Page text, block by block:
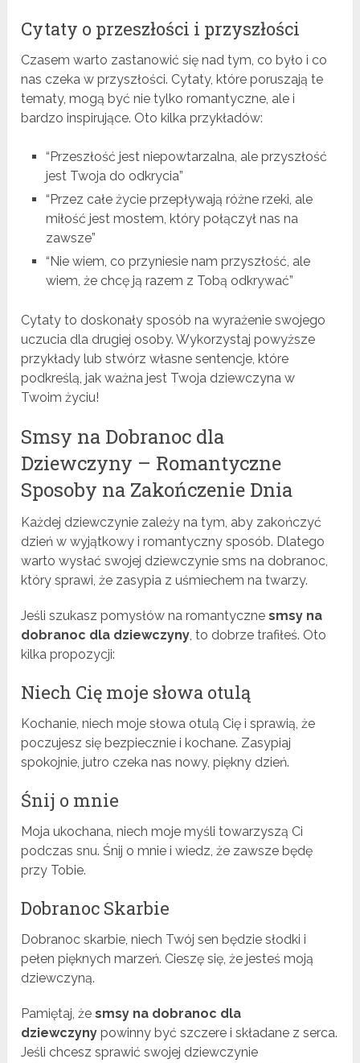
Cytaty o przeszłości i przyszłości
Czasem warto zastanowić się nad tym, co było i co
nas czeka w przyszłości. Cytaty, które poruszają te
tematy, mogą być nie tylko romantyczne, ale i
bardzo inspirujące. Oto kilka przykładów:
“Przeszłość jest niepowtarzalna, ale przyszłość
jest Twoja do odkrycia”
“Przez całe życie przepływają różne rzeki, ale
miłość jest mostem, który połączył nas na
zawsze”
“Nie wiem, co przyniesie nam przyszłość, ale
wiem, że chcę ją razem z Tobą odkrywać”
Cytaty to doskonały sposób na wyrażenie swojego
uczucia dla drugiej osoby. Wykorzystaj powyższe
przykłady lub stwórz własne sentencje, które
podkreślą, jak ważna jest Twoja dziewczyna w
Twoim życiu!
Smsy na Dobranoc dla
Dziewczyny – Romantyczne
Sposoby na Zakończenie Dnia
Każdej dziewczynie zależy na tym, aby zakończyć
dzień w wyjątkowy i romantyczny sposób. Dlatego
warto wysłać swojej dziewczynie sms na dobranoc,
który sprawi, że zasypia z uśmiechem na twarzy.
Jeśli szukasz pomysłów na romantycznesmsy na
dobranoc dla dziewczyny, to dobrze trafiłeś. Oto
kilka propozycji:
Niech Cię moje słowa otulą
Kochanie, niech moje słowa otulą Cię i sprawią, że
poczujesz się bezpiecznie i kochane. Zasypiaj
spokojnie, jutro czeka nas nowy, piękny dzień.
Śnij o mnie
Moja ukochana, niech moje myśli towarzyszą Ci
podczas snu. Śnij o mnie i wiedz, że zawsze będę
przy Tobie.
Dobranoc Skarbie
Dobranoc skarbie, niech Twój sen będzie słodki i
pełen pięknych marzeń. Cieszę się, że jesteś moją
dziewczyną.
Pamiętaj, żesmsy na dobranoc dla
dziewczyny powinny być szczere i składane z serca.
Jeśli chcesz sprawić swojej dziewczynie